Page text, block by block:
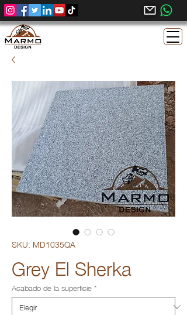
SKU: MD1035QA
Grey El Sherka
Acabado de la superficie*